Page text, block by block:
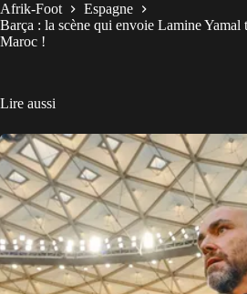
Afrik-Foot
Espagne
Barça : la scène qui envoie Lamine Yamal
Maroc !
Lire aussi